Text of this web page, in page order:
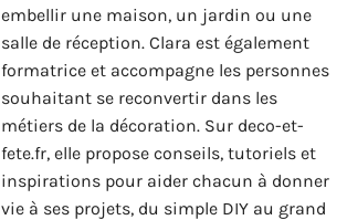
embellir une maison, un jardin ou une
salle de réception. Clara est également
formatrice et accompagne les personnes
souhaitant se reconvertir dans les
métiers de la décoration. Sur deco-et-
fete.fr, elle propose conseils, tutoriels et
inspirations pour aider chacun à donner
vie à ses projets, du simple DIY au grand